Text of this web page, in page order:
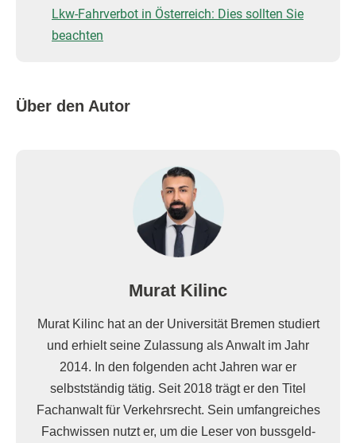
Lkw-Fahrverbot in Österreich: Dies sollten Sie
beachten
Über den Autor
Murat Kilinc
Murat Kilinc hat an der Universität Bremen studiert
und erhielt seine Zulassung als Anwalt im Jahr
2014. In den folgenden acht Jahren war er
selbstständig tätig. Seit 2018 trägt er den Titel
Fachanwalt für Verkehrsrecht. Sein umfangreiches
Fachwissen nutzt er, um die Leser von bussgeld-